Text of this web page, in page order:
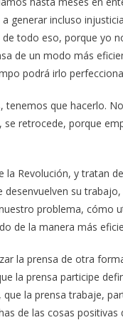
generar incluso
todo eso, porque yo
de un modo más
podrá irlo
que hacerlo.
retrocede, porque
Revolución, y tratan
desenvuelven su
problema, cómo
de la manera más
la prensa de otra
la prensa participe
la prensa trabaje,
de las cosas